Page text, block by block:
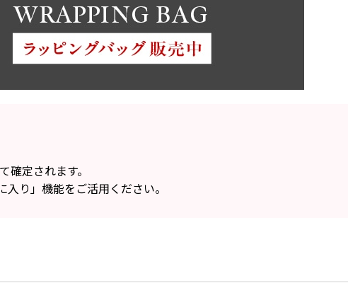
確定されます。
り」機能をご活用ください。